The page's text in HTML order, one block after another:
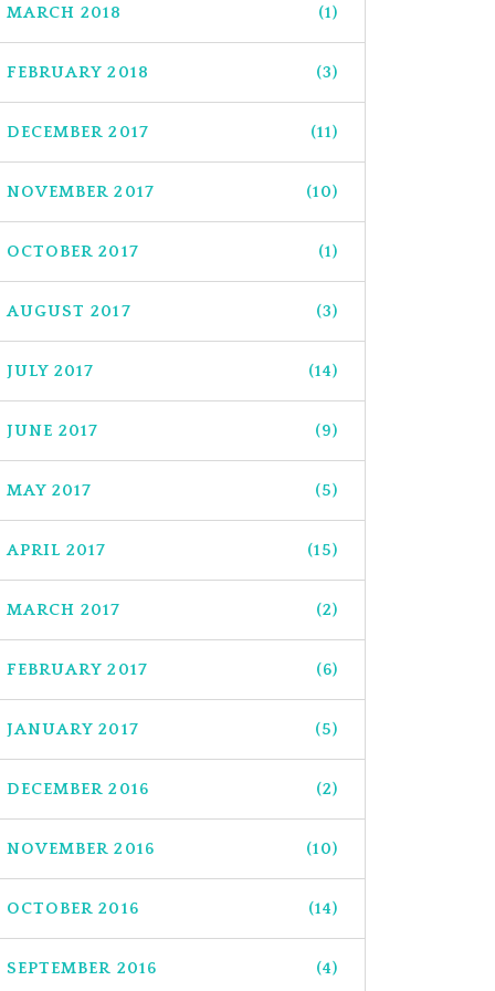
MARCH 2018 (1)
FEBRUARY 2018 (3)
DECEMBER 2017 (11)
NOVEMBER 2017 (10)
OCTOBER 2017 (1)
AUGUST 2017 (3)
JULY 2017 (14)
JUNE 2017 (9)
MAY 2017 (5)
APRIL 2017 (15)
MARCH 2017 (2)
FEBRUARY 2017 (6)
JANUARY 2017 (5)
DECEMBER 2016 (2)
NOVEMBER 2016 (10)
OCTOBER 2016 (14)
SEPTEMBER 2016 (4)